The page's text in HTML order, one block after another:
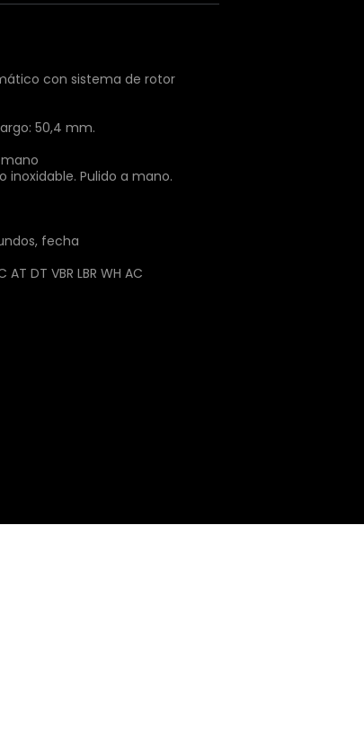
con sistema de rotor
50,4 mm.
inoxidable. Pulido a mano.
fecha
AT DT VBR LBR WH AC